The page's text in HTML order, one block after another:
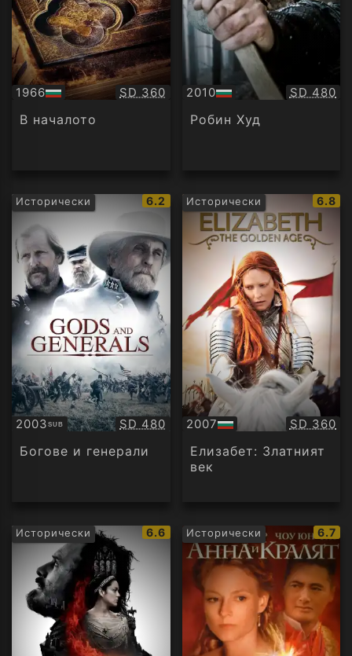
1966
БГ
аудио
Качество:
SD 360
В началото
2010
БГ
аудио
SD 480
Робин Худ
Исторически
IMDb
рейтинг:
6.2
2003SUB
Субтитри Качество:
SD 480
Богове и генерали
Исторически
IMDb
6.8
2007
БГ
аудио
SD 360
Елизабет: Златният
век
Исторически
IMDb
рейтинг:
6.6 Исторически
IMDb
6.7